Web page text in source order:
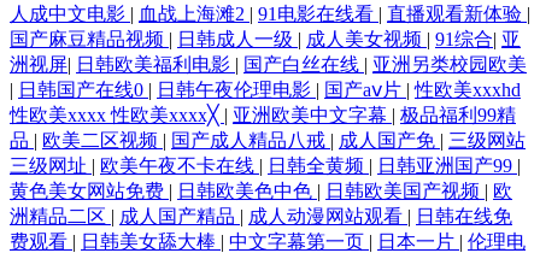
人成中文电影 | 血战上海滩2 | 91电影在线看 | 直播观看新体验 |
国产麻豆精品视频 | 日韩成人一级 | 成人美女视频 | 91综合| 亚
洲视屏| 日韩欧美福利电影 | 国产白丝在线 | 亚洲另类校园欧美
| 日韩国产在线0 | 日韩午夜伦理电影 | 国产aⅴ片 |性欧美xxxhd
性欧美xxxx 性欧美xxxx╳ | 亚洲欧美中文字幕 | 极品福利99精
品 | 欧美二区视频 | 国产成人精品八戒 | 成人国产免 | 三级网站
三级网址 | 欧美午夜不卡在线 | 日韩全黄频 | 日韩亚洲国产99 |
黄色美女网站免费 | 日韩欧美色中色 | 日韩欧美国产视频 | 欧
洲精品二区 | 成人国产精品 | 成人动漫网站观看 | 日韩在线免
费观看 | 日韩美女舔大棒 | 中文字幕第一页 | 日本一片 | 伦理电